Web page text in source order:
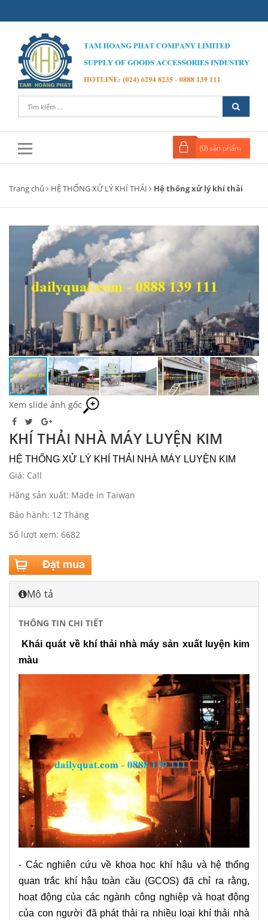
(0) sản phẩm
Trang chủ HỆ THỐNG XỬ LÝ KHÍ THẢI Hệ thống xử lý khí thải
Xem slide ảnh gốc
KHÍ THẢI NHÀ MÁY LUYỆN KIM
HỆ THỐNG XỬ LÝ KHÍ THẢI NHÀ MÁY LUYỆN KIM
Giá: Call
Hãng sản xuất: Made in Taiwan
Bảo hành: 12 Tháng
Số lượt xem: 6682
Mô tả
THÔNG TIN CHI TIẾT
Khái quát về khí thải nhà máy sản xuất luyện kim
màu
- Các nghiên cứu về khoa học khí hậu và hệ thống
quan trắc khí hậu toàn cầu (GCOS) đã chỉ ra rằng,
hoạt động của các ngành công nghiệp và hoạt động
của con người đã phát thải ra nhiều loại khí thải nhà